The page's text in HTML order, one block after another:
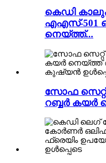
കെഡി
എഎസ്-501
നെയ്ത്ത്...
സോഫ സെറ്റ്
റബ്ബർ കയർ